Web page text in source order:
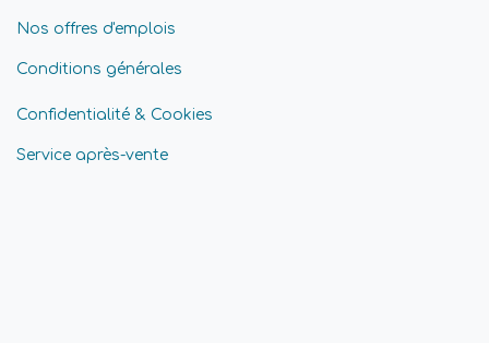
Nos offres d'emplois
Conditions générales
Confidentialité & Cookies
Service après-vente